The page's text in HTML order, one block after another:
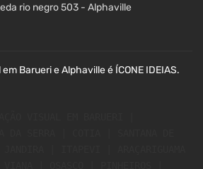
rio negro 503 - Alphaville
Barueri e Alphaville é ÍCONE IDEIAS.